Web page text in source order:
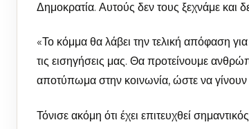
Δημοκρατία. Αυτούς δεν τους ξεχνάμε και
«Το κόμμα θα λάβει την τελική απόφαση
τις εισηγήσεις μας. Θα προτείνουμε
αποτύπωμα στην κοινωνία, ώστε να γίνουν
Τόνισε ακόμη ότι έχει επιτευχθεί